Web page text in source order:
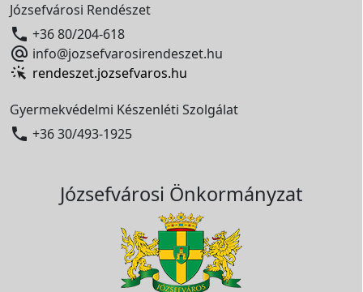
Józsefvárosi Rendészet
 +36 80/204-618
 info@jozsefvarosirendeszet.hu
rendeszet.jozsefvaros.hu
Gyermekvédelmi Készenléti Szolgálat
 +36 30/493-1925
Józsefvárosi Önkormányzat